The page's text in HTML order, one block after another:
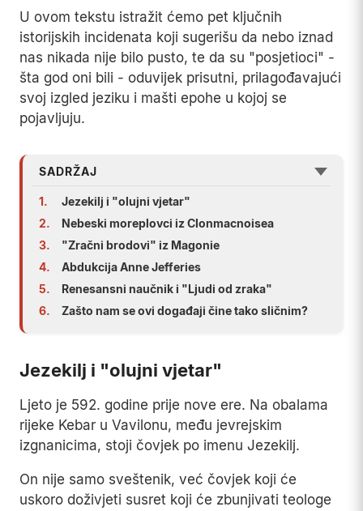
U ovom tekstu istražit ćemo pet ključnih
istorijskih incidenata koji sugerišu da nebo iznad
nas nikada nije bilo pusto, te da su "posjetioci" -
šta god oni bili - oduvijek prisutni, prilagođavajući
svoj izgled jeziku i mašti epohe u kojoj se
pojavljuju.
SADRŽAJ
1.
Jezekilj i "olujni vjetar"
2.
Nebeski moreplovci iz Clonmacnoisea
3.
"Zračni brodovi" iz Magonie
4.
Abdukcija Anne Jefferies
5.
Renesansni naučnik i "Ljudi od zraka"
6.
Zašto nam se ovi događaji čine tako sličnim?
Jezekilj i "olujni vjetar"
Ljeto je 592. godine prije nove ere. Na obalama
rijeke Kebar u Vavilonu, među jevrejskim
izgnanicima, stoji čovjek po imenu Jezekilj.
On nije samo sveštenik, već čovjek koji će
uskoro doživjeti susret koji će zbunjivati teologe